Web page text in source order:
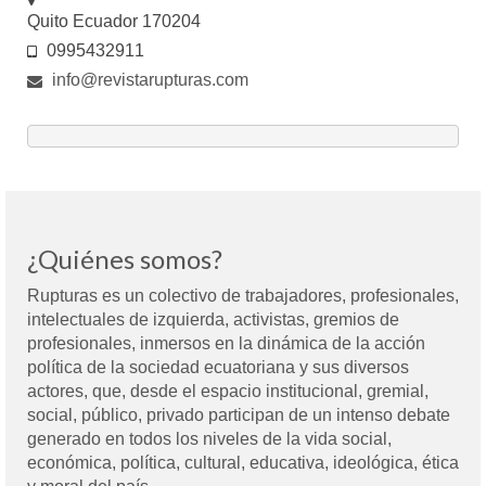
Quito Ecuador 170204
0995432911
info@revistarupturas.com
¿Quiénes somos?
Rupturas es un colectivo de trabajadores, profesionales,
intelectuales de izquierda, activistas, gremios de
profesionales, inmersos en la dinámica de la acción
política de la sociedad ecuatoriana y sus diversos
actores, que, desde el espacio institucional, gremial,
social, público, privado participan de un intenso debate
generado en todos los niveles de la vida social,
económica, política, cultural, educativa, ideológica, ética